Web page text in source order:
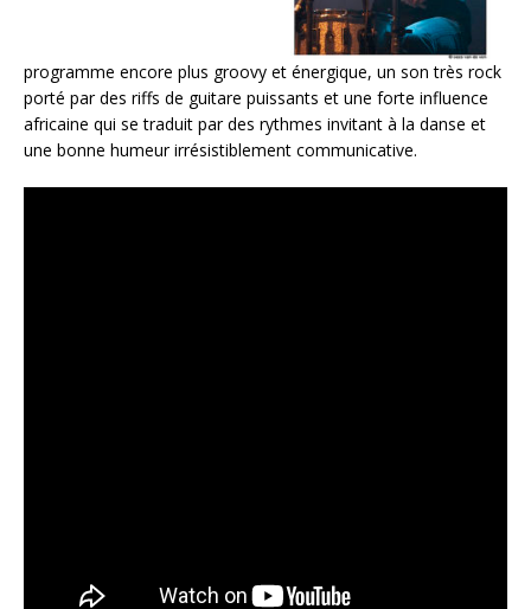
programme encore plus groovy et énergique, un son très rock
porté par des riffs de guitare puissants et une forte influence
africaine qui se traduit par des rythmes invitant à la danse et
une bonne humeur irrésistiblement communicative.